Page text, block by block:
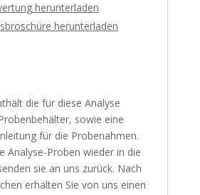
herunterladen
herunterladen
die für diese Analyse
sowie eine
für die Probenahmen.
Analyse-Proben wieder in die
sie an uns zurück. Nach
erhalten Sie von uns einen